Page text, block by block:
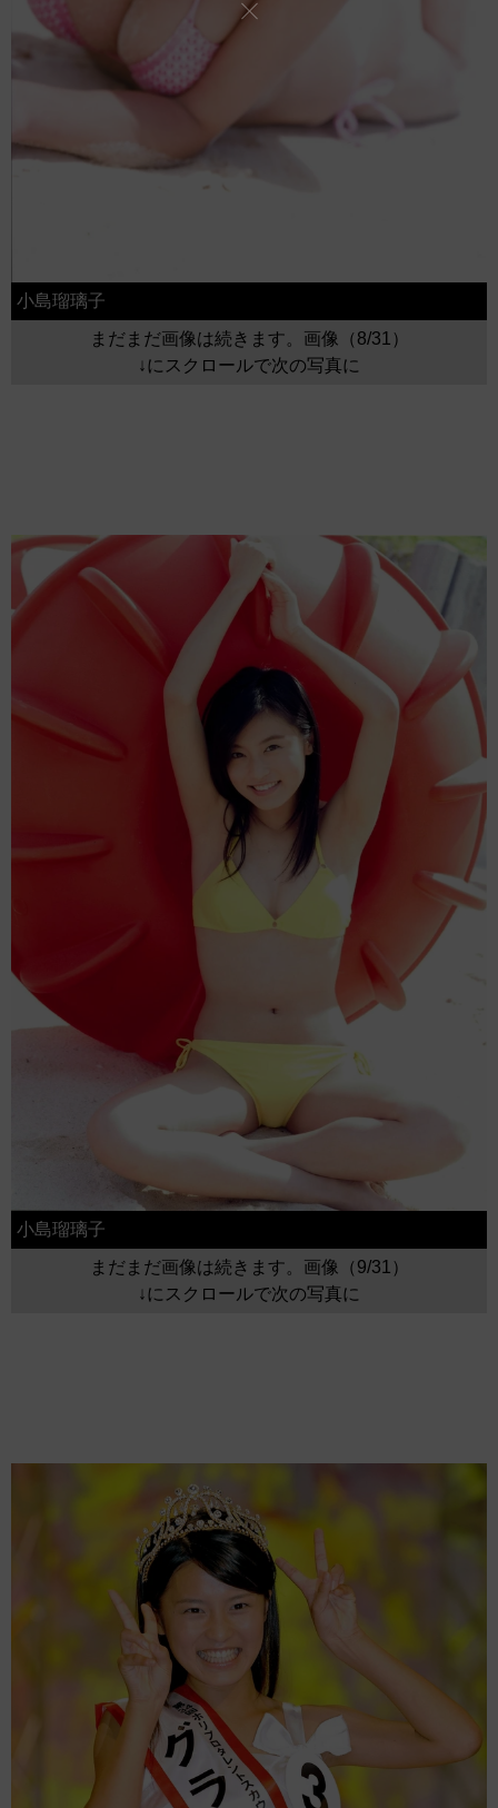
小島瑠璃子
まだまだ画像は続きます。画像（8/31）
↓にスクロールで次の写真に
小島瑠璃子
まだまだ画像は続きます。画像（9/31）
↓にスクロールで次の写真に